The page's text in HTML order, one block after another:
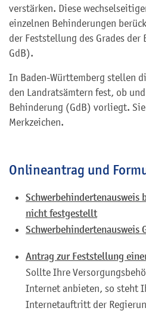
verstärken. Diese
einzelnen Behinderungen
der Feststellung des Grades
GdB).
In Baden-Württemberg stellen
den Landratsämtern fest, ob
Behinderung (GdB) vorliegt.
Merkzeichen.
Onlineantrag und
Schwerbehindertenausweis
nicht festgestellt
Schwerbehindertenausweis
Antrag zur Feststellung
Sollte Ihre
Internet anbieten, so steht
Internetauftritt der